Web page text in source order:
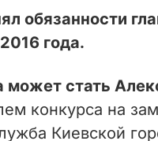
обязанности
года.
может стать
конкурса на
Киевской